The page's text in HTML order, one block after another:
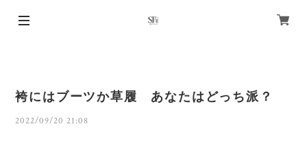
袴にはブーツか草履 あなたはどっち派？
2022/09/20 21:08